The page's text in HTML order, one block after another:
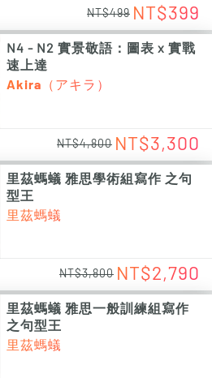
NT$499 NT$399
N4 - N2 實景敬語：圖表 x 實戰
速上達
Akira（アキラ）
NT$4,800 NT$3,300
里茲螞蟻 雅思學術組寫作 之句
型王
里茲螞蟻
NT$3,800 NT$2,790
里茲螞蟻 雅思一般訓練組寫作
之句型王
里茲螞蟻